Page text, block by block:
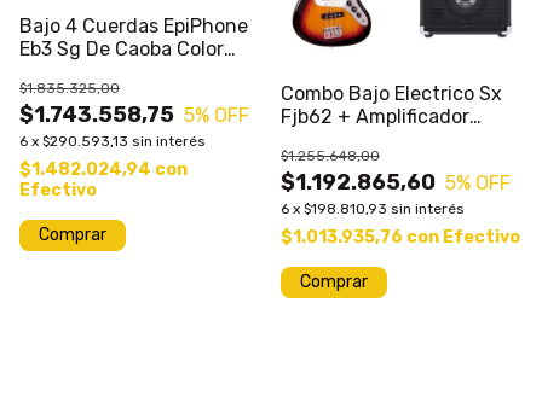
Bajo 4 Cuerdas EpiPhone
Eb3 Sg De Caoba Color
$1.743.558,75
$1.835.325,00
5% OFF
6 x $290.593,13 sin interés
$1.482.024,94 con
Efectivo
Comprar
Combo Bajo Electrico Sx
Fjb62 + Amplificador
$1.192.865,60
$1.255.648,00
5% OFF
6 x $198.810,93 sin interés
$1.013.935,76 con Efectivo
Comprar